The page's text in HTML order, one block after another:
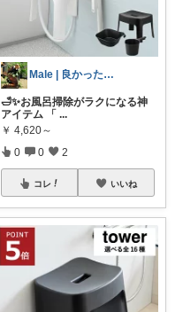
Male | 良かったと思える商品
🛁✨お風呂掃除がラクになる神
アイテム 「 ...
￥ 4,620～
0 0 2
コレ いいね